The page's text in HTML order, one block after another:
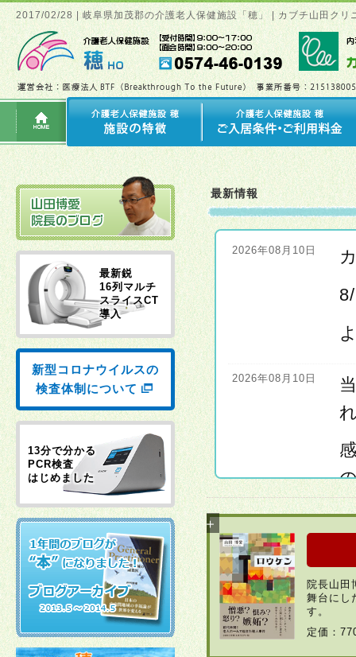
2017/02/28 | 岐阜県加茂郡の介護老人保健施設「穂」 | カブチ山田クリ
最新情報
2026年08月10日
2026年08月10日
2026年08月10日
2026年08月04日
院長山田
舞台にし
す。
定価：
最新鋭
16列マルチ
スライスCT
導入
新型コロナウイルスの
検査体制について
13分で分かる
PCR検査
はじめました